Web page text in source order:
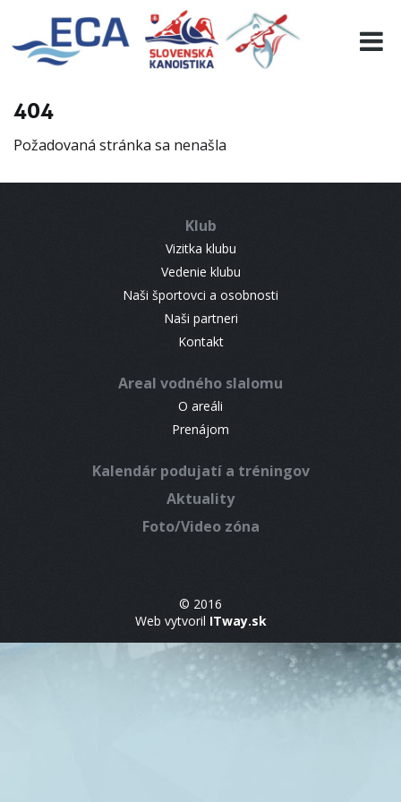
404
Požadovaná stránka sa nenašla
Klub
Vizitka klubu
Vedenie klubu
Naši športovci a osobnosti
Naši partneri
Kontakt
Areal vodného slalomu
O areáli
Prenájom
Kalendár podujatí a tréningov
Aktuality
Foto/Video zóna
© 2016
Web vytvoril ITway.sk
EURO 19
INFO
RESULTS
CONTACT